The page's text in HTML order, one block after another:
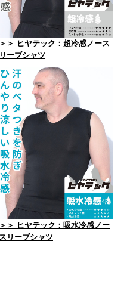
＞＞ ヒヤテック：超冷感ノース
リーブシャツ
＞＞ ヒヤテック：吸水冷感ノー
スリーブシャツ